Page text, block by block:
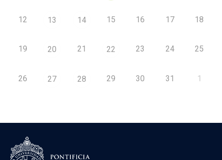
12 13 14 15 16 17 18
19 20 21 22 23 24 25
26 27 28 29 30 31 1